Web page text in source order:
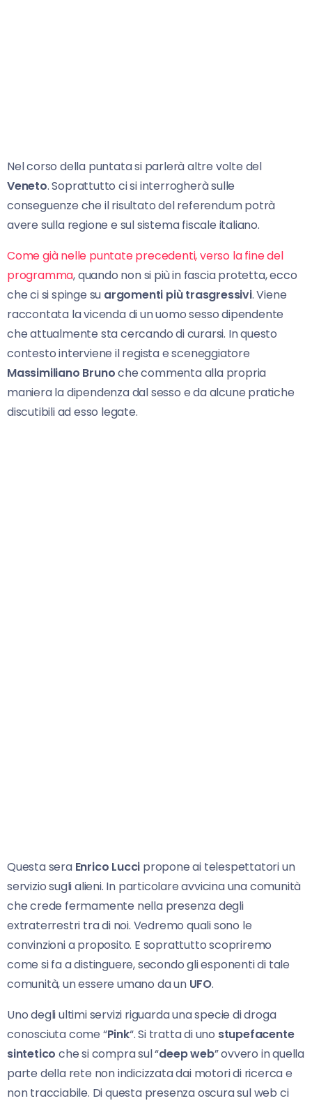
Nel corso della puntata si parlerà altre volte del
Veneto. Soprattutto ci si interrogherà sulle
conseguenze che il risultato del referendum potrà
avere sulla regione e sul sistema fiscale italiano.
Come già nelle puntate precedenti, verso la fine del
programma, quando non si più in fascia protetta, ecco
che ci si spinge su argomenti più trasgressivi. Viene
raccontata la vicenda di un uomo sesso dipendente
che attualmente sta cercando di curarsi. In questo
contesto interviene il regista e sceneggiatore
Massimiliano Brunoche commenta alla propria
maniera la dipendenza dal sesso e da alcune pratiche
discutibili ad esso legate.
Questa sera Enrico Lucci propone ai telespettatori un
servizio sugli alieni. In particolare avvicina una comunità
che crede fermamente nella presenza degli
extraterrestri tra di noi. Vedremo quali sono le
convinzioni a proposito. E soprattutto scopriremo
come si fa a distinguere, secondo gli esponenti di tale
comunità, un essere umano da un UFO.
Uno degli ultimi servizi riguarda una specie di droga
conosciuta come “Pink“. Si tratta di uno stupefacente
sintetico che si compra sul “deep web” ovvero in quella
parte della rete non indicizzata dai motori di ricerca e
non tracciabile. Di questa presenza oscura sul web ci